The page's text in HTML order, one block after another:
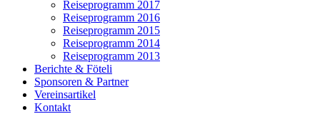
Reiseprogramm 2017
Reiseprogramm 2016
Reiseprogramm 2015
Reiseprogramm 2014
Reiseprogramm 2013
Berichte & Föteli
Sponsoren & Partner
Vereinsartikel
Kontakt